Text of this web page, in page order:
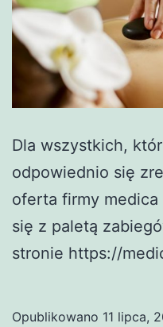
Dla wszystkich,
odpowiednio się
oferta firmy
się z paletą
stronie https://
Opublikowano 11 lipca,